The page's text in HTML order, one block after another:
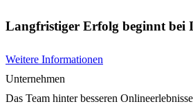
Langfristiger Erfolg beginnt bei
Weitere Informationen
Unternehmen
Das Team hinter besseren